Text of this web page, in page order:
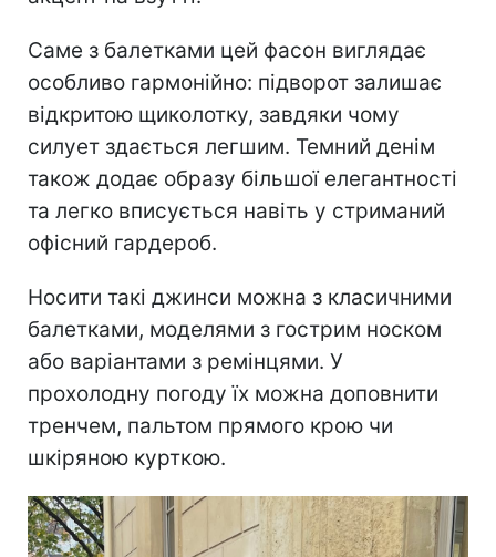
Саме з балетками цей фасон виглядає
особливо гармонійно: підворот залишає
відкритою щиколотку, завдяки чому
силует здається легшим. Темний денім
також додає образу більшої елегантності
та легко вписується навіть у стриманий
офісний гардероб.
Носити такі джинси можна з класичними
балетками, моделями з гострим носком
або варіантами з ремінцями. У
прохолодну погоду їх можна доповнити
тренчем, пальтом прямого крою чи
шкіряною курткою.